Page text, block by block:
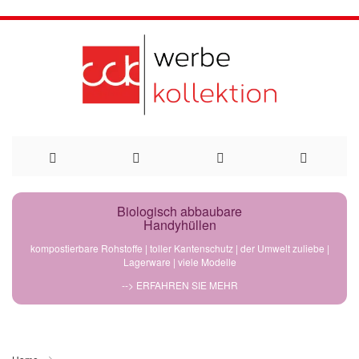
Direkt
Biologisch abbaubare
Handyhüllen
kompostierbare Rohstoffe | toller Kantenschutz | der Umwelt zuliebe |
Lagerware | viele Modelle
--> ERFAHREN SIE MEHR